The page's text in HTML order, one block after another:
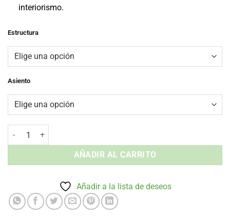
interiorismo.
Estructura
Asiento
Banqueta sin Brazos MÓNACO - Tapizada Interior cantidad
AÑADIR AL CARRITO
Añadir a la lista de deseos